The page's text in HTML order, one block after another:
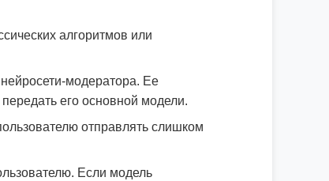
алгоритмов или
модератора. Ее
его основной модели.
отправлять слишком
Если модель